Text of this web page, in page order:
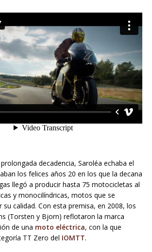
decadencia, Saroléa echaba el
los felices años 20 en los que la decana
llegó a producir hasta 75 motocicletas al
y monocilíndricas, motos que se
calidad. Con esta premisa, en 2008, los
(Torsten y Bjorn) reflotaron la marca
de una moto eléctrica, con la que
TT Zero del IOMTT.